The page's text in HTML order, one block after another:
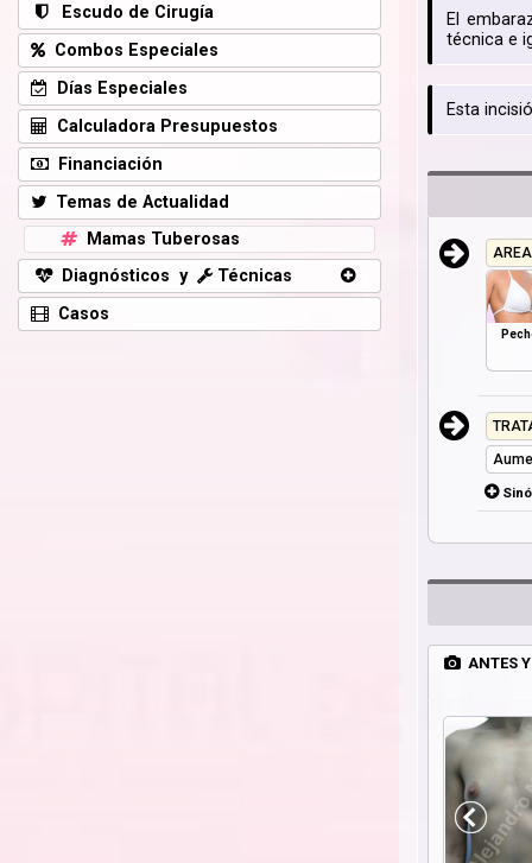
El
técnica e
Esta
ANTES Y
Escudo de Cirugía
Combos Especiales
Días Especiales
Calculadora Presupuestos
Financiación
Temas de Actualidad
Mamas Tuberosas
Diagnósticos y
Técnicas
Casos